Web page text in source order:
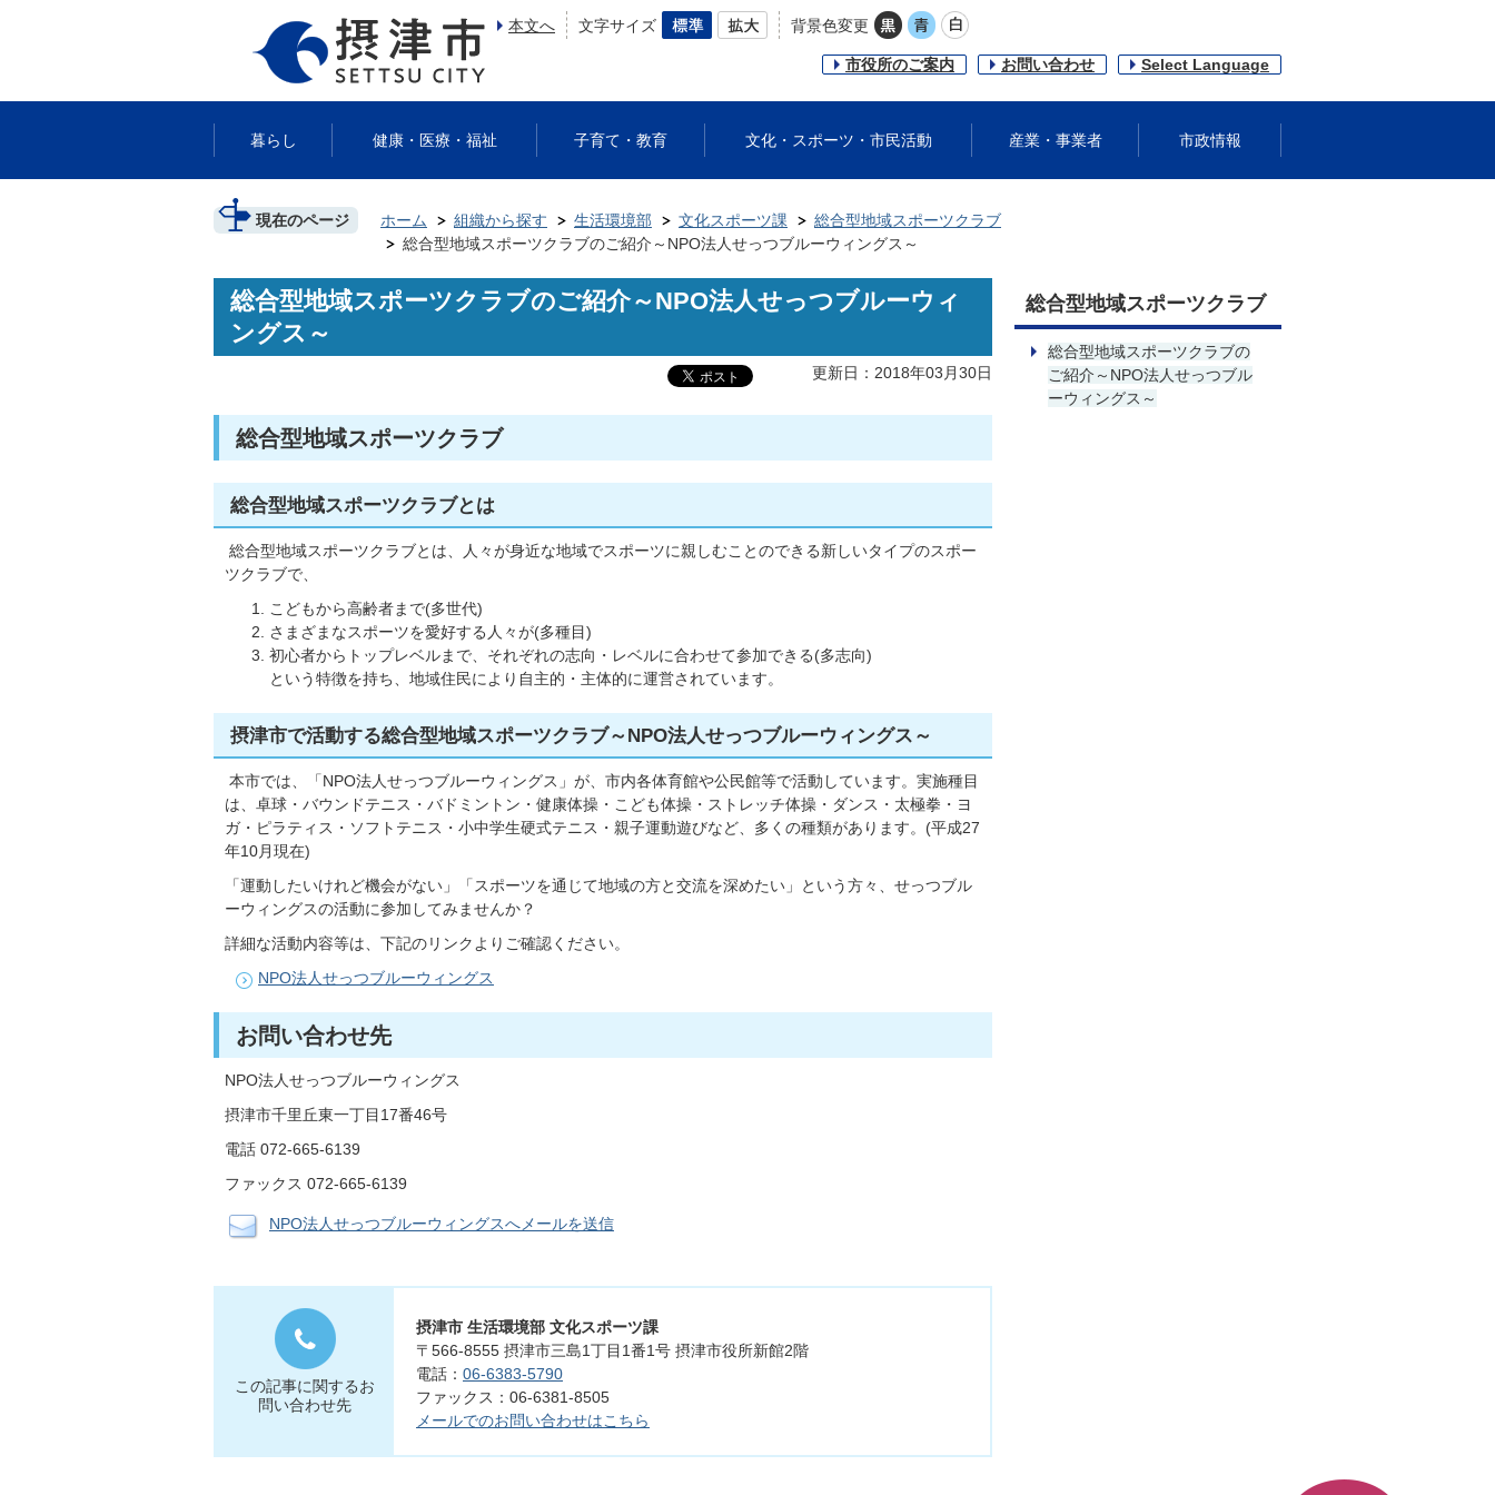
本文へ 文字サイズ 背景色変更
市役所のご案内 お問い合わせ Select Language
暮らし 健康・医療・福祉 子育て・教育 文化・スポーツ・市民活動 産業・事業者 市政情報
現在のページ ホーム 組織から探す 生活環境部 文化スポーツ課
総合型地域スポーツクラブ
総合型地域スポーツクラブのご紹介～NPO法人せっつブルーウィングス～
総合型地域スポーツクラブのご紹介～NPO法人せっつブルーウィ
ングス～
更新日：2018年03月30日
総合型地域スポーツクラブ
総合型地域スポーツクラブとは
総合型地域スポーツクラブとは、人々が身近な地域でスポーツに親しむことのできる新しいタイプのスポー
ツクラブで、
こどもから高齢者まで(多世代)
さまざまなスポーツを愛好する人々が(多種目)
初心者からトップレベルまで、それぞれの志向・レベルに合わせて参加できる(多志向)
という特徴を持ち、地域住民により自主的・主体的に運営されています。
摂津市で活動する総合型地域スポーツクラブ～NPO法人せっつブルーウィングス～
本市では、「NPO法人せっつブルーウィングス」が、市内各体育館や公民館等で活動しています。実施種目
は、卓球・バウンドテニス・バドミントン・健康体操・こども体操・ストレッチ体操・ダンス・太極拳・ヨ
ガ・ピラティス・ソフトテニス・小中学生硬式テニス・親子運動遊びなど、多くの種類があります。(平成27
年10月現在)
「運動したいけれど機会がない」「スポーツを通じて地域の方と交流を深めたい」という方々、せっつブル
ーウィングスの活動に参加してみませんか？
詳細な活動内容等は、下記のリンクよりご確認ください。
NPO法人せっつブルーウィングス
お問い合わせ先
NPO法人せっつブルーウィングス
摂津市千里丘東一丁目17番46号
電話 072-665-6139
ファックス 072-665-6139
NPO法人せっつブルーウィングスへメールを送信
この記事に関するお
問い合わせ先
摂津市 生活環境部 文化スポーツ課
〒566-8555 摂津市三島1丁目1番1号 摂津市役所新館2階
電話： 06-6383-5790
ファックス：06-6381-8505
メールでのお問い合わせはこちら
総合型地域スポーツクラブ
総合型地域スポーツクラブの
ご紹介～NPO法人せっつブル
ーウィングス～